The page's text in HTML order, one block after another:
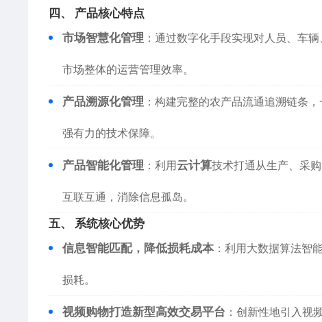
四、 产品核心特点
市场智慧化管理 ：通过数字化手段实现对人员、车
市场整体的运营管理效率。
产品溯源化管理 ：构建完整的农产品流通追溯链条
强有力的技术保障。
产品智能化管理 ：利用云计算技术打通从生产、采
互联互通，消除信息孤岛。
五、 系统核心优势
信息智能匹配，降低损耗成本：利用大数据算法智
损耗。
视频购物打造新型高效交易平台 ：创新性地引入视